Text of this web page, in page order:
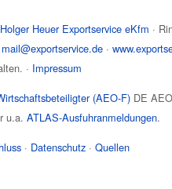
Holger Heuer Exportservice eKfm ·
mail@exportservice.de ·
· Impressum
(AEO-F) DE
u.a.ATLAS-Ausfuhranmeldungen.
· Datenschutz ·Quellen